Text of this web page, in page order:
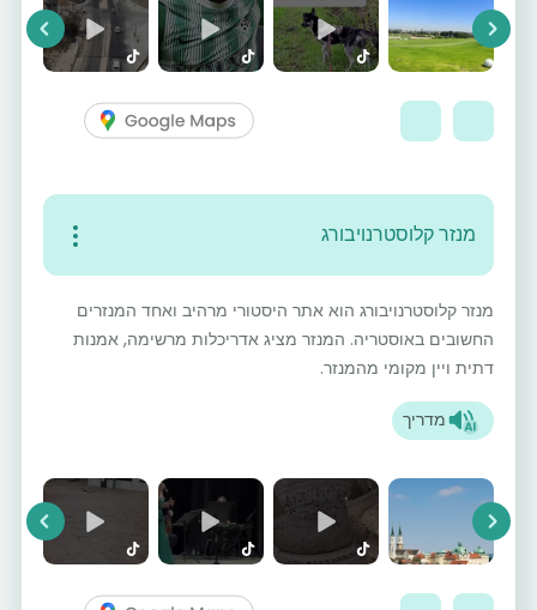
Next
מנזר קלוסטרנויבורג
מנזר קלוסטרנויבורג הוא אתר היסטורי מרהיב ואחד המנזרים
החשובים באוסטריה. המנזר מציג אדריכלות מרשימה, אמנות
דתית ויין מקומי מהמנזר.
מדריך
Next